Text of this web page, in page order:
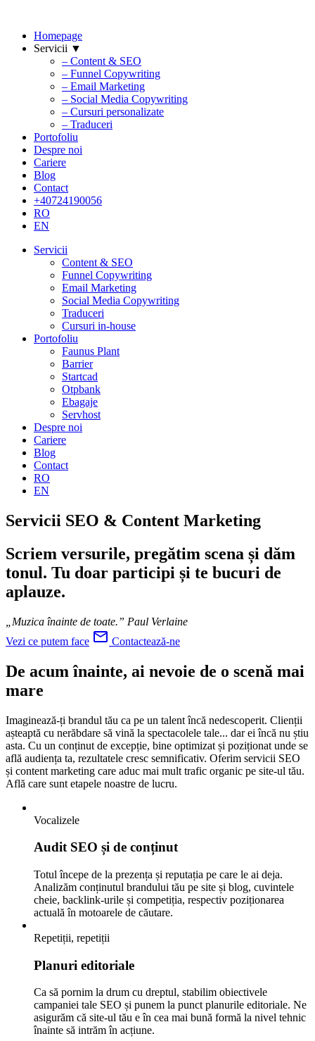
Homepage
Servicii ▼
– Content & SEO
– Funnel Copywriting
– Email Marketing
– Social Media Copywriting
– Cursuri personalizate
– Traduceri
Portofoliu
Despre noi
Cariere
Blog
Contact
+40724190056
RO
EN
Servicii
Content & SEO
Funnel Copywriting
Email Marketing
Social Media Copywriting
Traduceri
Cursuri in-house
Portofoliu
Faunus Plant
Barrier
Startcad
Otpbank
Ebagaje
Servhost
Despre noi
Cariere
Blog
Contact
RO
EN
Servicii SEO & Content Marketing
Scriem versurile, pregătim scena și dăm
tonul. Tu doar participi și te bucuri de
aplauze.
„Muzica înainte de toate.” Paul Verlaine
Vezi ce putem face mail_outline Contactează-ne
De acum înainte, ai nevoie de o scenă mai
mare
Imaginează-ți brandul tău ca pe un talent încă nedescoperit. Clienții
așteaptă cu nerăbdare să vină la spectacolele tale... dar ei încă nu știu
asta. Cu un conținut de excepție, bine optimizat și poziționat unde se
află audiența ta, rezultatele cresc semnificativ. Oferim servicii SEO
și content marketing care aduc mai mult trafic organic pe site-ul tău.
Află care sunt etapele noastre de lucru.
Vocalizele
Audit SEO și de conținut
Totul începe de la prezența și reputația pe care le ai deja.
Analizăm conținutul brandului tău pe site și blog, cuvintele
cheie, backlink-urile și competiția, respectiv poziționarea
actuală în motoarele de căutare.
Repetiții, repetiții
Planuri editoriale
Ca să pornim la drum cu dreptul, stabilim obiectivele
campaniei tale SEO și punem la punct planurile editoriale. Ne
asigurăm că site-ul tău e în cea mai bună formă la nivel tehnic
înainte să intrăm în acțiune.